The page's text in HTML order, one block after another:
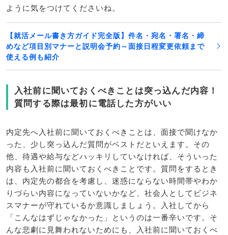
ように気をつけてくださいね。
【就活メール書き方ガイド完全版】件名・宛名・署名・締
めなど項目別マナーと説明会予約～面接日程変更依頼まで
使える例も紹介
入社前に聞いておくべきことは突っ込んだ内容！
質問する際は最初に電話した方がいい
内定先へ入社前に聞いておくべきことは、面接で聞けなか
った、少し突っ込んだ質問がベストだといえます。その
他、待遇や給与などハッキリしていなければ、そういった
内容も入社前に聞いておくべきことです。質問をするとき
は、内定先の都合を考慮し、迷惑にならない時間帯やわか
りづらい内容になっていないかなど、社会人としてビジネ
スマナーが守れているか意識しましょう。入社してから
「こんなはずじゃなかった」というのは一番辛いです。そ
んな悲劇に見舞われないためにも、入社前に聞いておくべ